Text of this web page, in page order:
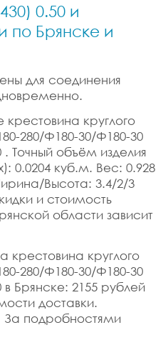
0.50 и
по Брянске и
для соединения
крестовина круглого
280/Ф180-30/Ф180-30
. Точный объём изделия
0.0204 куб.м. Вес: 0.928
Высота: 3.4/2/3
и стоимость
области зависит
крестовина круглого
280/Ф180-30/Ф180-30
в Брянске: 2155 рублей
доставки.
За подробностями